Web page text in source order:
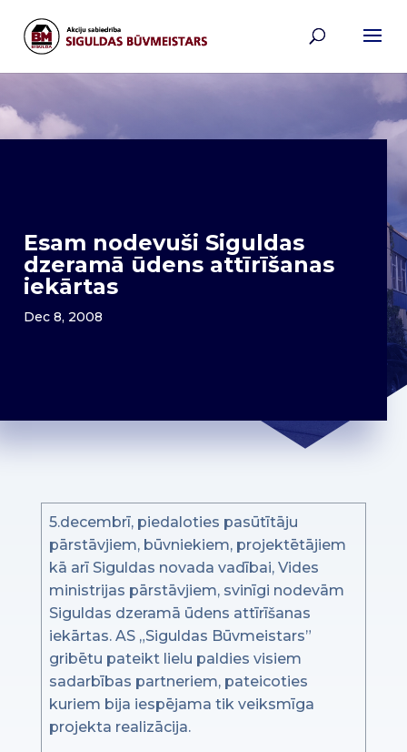
Esam nodevuši Siguldas
dzeramā ūdens attīrīšanas
iekārtas
Dec 8, 2008
5.decembrī, piedaloties pasūtītāju
pārstāvjiem, būvniekiem, projektētājiem
kā arī Siguldas novada vadībai, Vides
ministrijas pārstāvjiem, svinīgi nodevām
Siguldas dzeramā ūdens attīrīšanas
iekārtas. AS „Siguldas Būvmeistars”
gribētu pateikt lielu paldies visiem
sadarbības partneriem, pateicoties
kuriem bija iespējama tik veiksmīga
projekta realizācija.